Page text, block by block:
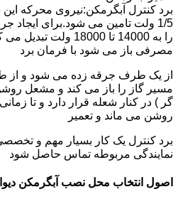
برد کنترل آبگرمکن:نیروی محرکه این
را به 14000 تا 18000
مصرفی باز می شود با فرمان برد
از یک طرف جرقه زده می شود و از
مسیر گاز را باز می کند و مشعل
گر ) در کنار شعله قرار دارد و تا
روشن می ماند و تعمیر
برد کنترل یک کار بسیار مهم و
نمایندگی مربوطه تماس حاصل شود
اصول انتخاب محل نصب آبگرمکن